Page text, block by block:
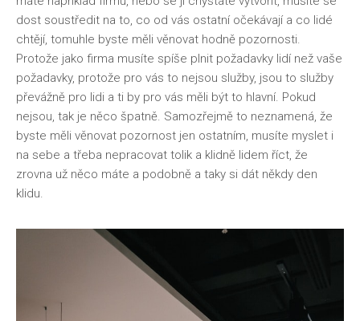
dost soustředit na to, co od vás ostatní očekávají a co lidé
chtějí, tomuhle byste měli věnovat hodně pozornosti.
Protože jako firma musíte spíše plnit požadavky lidí než vaše
požadavky, protože pro vás to nejsou služby, jsou to služby
převážně pro lidi a ti by pro vás měli být to hlavní. Pokud
nejsou, tak je něco špatně. Samozřejmě to neznamená, že
byste měli věnovat pozornost jen ostatním, musíte myslet i
na sebe a třeba nepracovat tolik a klidně lidem říct, že
zrovna už něco máte a podobně a taky si dát někdy den
klidu.